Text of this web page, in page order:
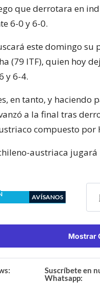
que derrotara en
6-0 y 6-0.
este domingo
(79 ITF), quien hoy
y 6-4.
en tanto, y haciendo
a la final tras
compuesto por
austriaca jugará
AVÍSANOS
Mostrar
Suscríbete en
Whatsapp: